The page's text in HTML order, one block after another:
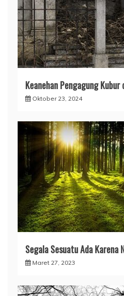
Keanehan Pengagung Kubur
Oktober 23, 2024
Segala Sesuatu Ada Karena
Maret 27, 2023